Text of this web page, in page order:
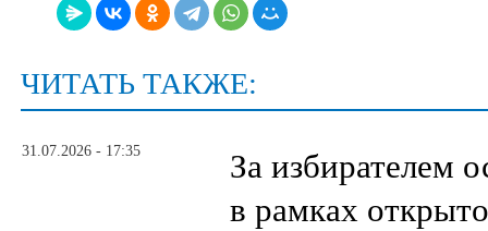
ЧИТАТЬ ТАКЖЕ:
31.07.2026 - 17:35
За избирателем
в рамках